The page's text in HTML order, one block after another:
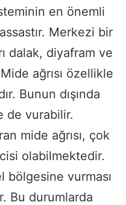
en önemli
Merkezi bir
dalak, diyafram ve
ağrısı özellikle
Bunun dışında
de vurabilir.
mide ağrısı, çok
olabilmektedir.
bölgesine vurması
Bu durumlarda